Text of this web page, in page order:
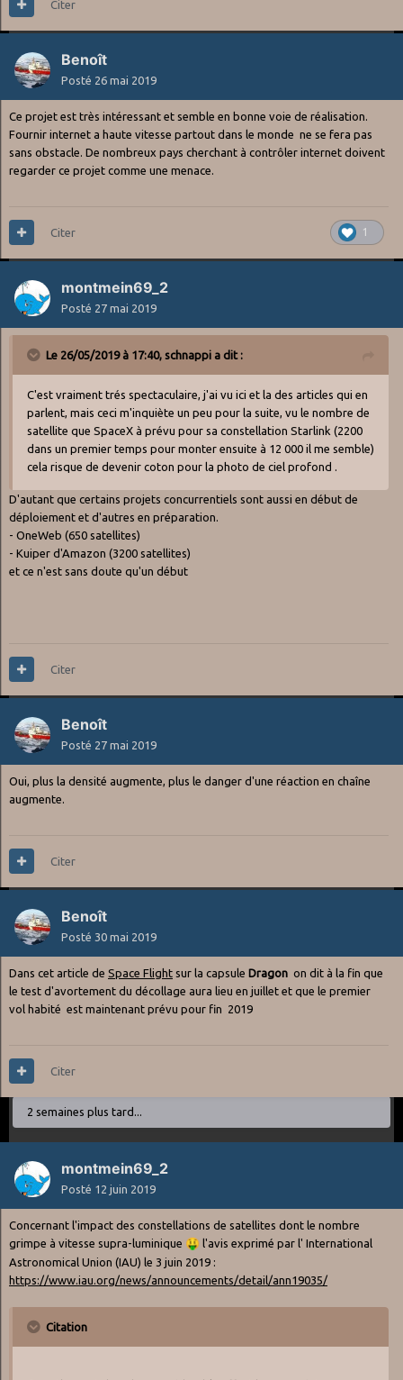
Citer
Benoît
Posté 26 mai 2019
Ce projet est très intéressant et semble en bonne voie de réalisation.
Fournir internet a haute vitesse partout dans le monde ne se fera pas
sans obstacle. De nombreux pays cherchant à contrôler internet doivent
regarder ce projet comme une menace.
1
Citer
montmein69_2
Posté 27 mai 2019
Le 26/05/2019 à 17:40, schnappi a dit :
C'est vraiment trés spectaculaire, j'ai vu ici et la des articles qui en
parlent, mais ceci m'inquiète un peu pour la suite, vu le nombre de
satellite que SpaceX à prévu pour sa constellation Starlink (2200
dans un premier temps pour monter ensuite à 12 000 il me semble)
cela risque de devenir coton pour la photo de ciel profond .
D'autant que certains projets concurrentiels sont aussi en début de
déploiement et d'autres en préparation.
- OneWeb (650 satellites)
- Kuiper d'Amazon (3200 satellites)
et ce n'est sans doute qu'un début
Citer
Benoît
Posté 27 mai 2019
Oui, plus la densité augmente, plus le danger d'une réaction en chaîne
augmente.
Citer
Benoît
Posté 30 mai 2019
Dans cet article de Space Flight sur la capsule Dragon on dit à la fin que
le test d'avortement du décollage aura lieu en juillet et que le premier
vol habité est maintenant prévu pour fin 2019
Citer
2 semaines plus tard...
montmein69_2
Posté 12 juin 2019
Concernant l'impact des constellations de satellites dont le nombre
grimpe à vitesse supra-luminique 🤑 l'avis exprimé par l' International
Astronomical Union (IAU) le 3 juin 2019 :
https://www.iau.org/news/announcements/detail/ann19035/
Citation